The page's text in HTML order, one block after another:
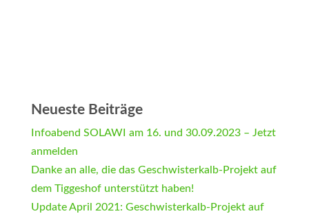
Neueste Beiträge
Infoabend SOLAWI am 16. und 30.09.2023 – Jetzt
anmelden
Danke an alle, die das Geschwisterkalb-Projekt auf
dem Tiggeshof unterstützt haben!
Update April 2021: Geschwisterkalb-Projekt auf